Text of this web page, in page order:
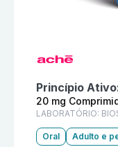
Princípio
20 mg
LABORATÓRIO:
Oral Adulto e